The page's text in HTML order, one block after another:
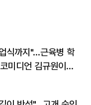
식까지"…근육병 학
미디언 김규원이었